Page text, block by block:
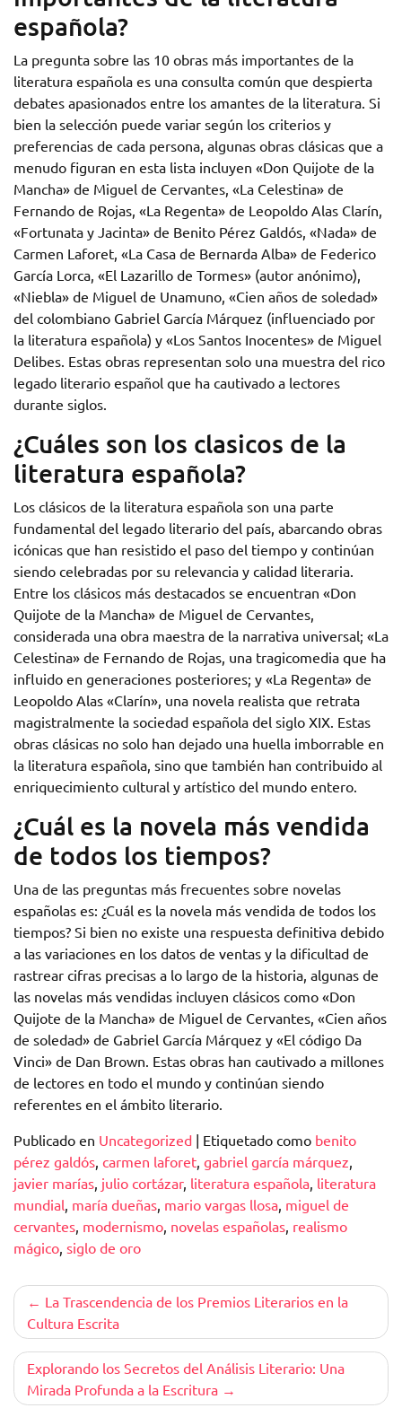
española?
La pregunta sobre las 10 obras más importantes de la
literatura española es una consulta común que despierta
debates apasionados entre los amantes de la literatura. Si
bien la selección puede variar según los criterios y
preferencias de cada persona, algunas obras clásicas que a
menudo figuran en esta lista incluyen «Don Quijote de la
Mancha» de Miguel de Cervantes, «La Celestina» de
Fernando de Rojas, «La Regenta» de Leopoldo Alas Clarín,
«Fortunata y Jacinta» de Benito Pérez Galdós, «Nada» de
Carmen Laforet, «La Casa de Bernarda Alba» de Federico
García Lorca, «El Lazarillo de Tormes» (autor anónimo),
«Niebla» de Miguel de Unamuno, «Cien años de soledad»
del colombiano Gabriel García Márquez (influenciado por
la literatura española) y «Los Santos Inocentes» de Miguel
Delibes. Estas obras representan solo una muestra del rico
legado literario español que ha cautivado a lectores
durante siglos.
¿Cuáles son los clasicos de la
literatura española?
Los clásicos de la literatura española son una parte
fundamental del legado literario del país, abarcando obras
icónicas que han resistido el paso del tiempo y continúan
siendo celebradas por su relevancia y calidad literaria.
Entre los clásicos más destacados se encuentran «Don
Quijote de la Mancha» de Miguel de Cervantes,
considerada una obra maestra de la narrativa universal; «La
Celestina» de Fernando de Rojas, una tragicomedia que ha
influido en generaciones posteriores; y «La Regenta» de
Leopoldo Alas «Clarín», una novela realista que retrata
magistralmente la sociedad española del siglo XIX. Estas
obras clásicas no solo han dejado una huella imborrable en
la literatura española, sino que también han contribuido al
enriquecimiento cultural y artístico del mundo entero.
¿Cuál es la novela más vendida
de todos los tiempos?
Una de las preguntas más frecuentes sobre novelas
españolas es: ¿Cuál es la novela más vendida de todos los
tiempos? Si bien no existe una respuesta definitiva debido
a las variaciones en los datos de ventas y la dificultad de
rastrear cifras precisas a lo largo de la historia, algunas de
las novelas más vendidas incluyen clásicos como «Don
Quijote de la Mancha» de Miguel de Cervantes, «Cien años
de soledad» de Gabriel García Márquez y «El código Da
Vinci» de Dan Brown. Estas obras han cautivado a millones
de lectores en todo el mundo y continúan siendo
referentes en el ámbito literario.
Publicado en Uncategorized | Etiquetado como benito
pérez galdós, carmen laforet, gabriel garcía márquez,
javier marías, julio cortázar, literatura española, literatura
mundial, maría dueñas, mario vargas llosa, miguel de
cervantes, modernismo, novelas españolas, realismo
mágico, siglo de oro
Navegación
de
entradas
La Trascendencia de los Premios Literarios en la
Cultura Escrita
Explorando los Secretos del Análisis Literario: Una
Mirada Profunda a la Escritura